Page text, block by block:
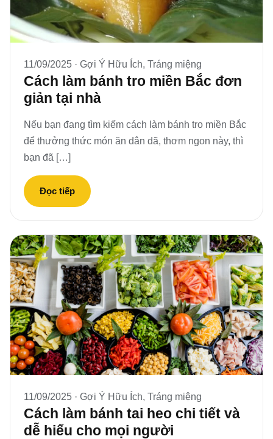
11/09/2025 · Gợi Ý Hữu Ích, Tráng miệng
Cách làm bánh tro miền Bắc đơn
giản tại nhà
Nếu bạn đang tìm kiếm cách làm bánh tro miền Bắc
để thưởng thức món ăn dân dã, thơm ngon này, thì
bạn đã […]
Đọc tiếp
11/09/2025 · Gợi Ý Hữu Ích, Tráng miệng
Cách làm bánh tai heo chi tiết và
dễ hiểu cho mọi người